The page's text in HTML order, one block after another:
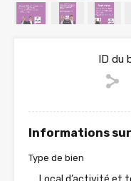
ID du
Informations
Type de bien